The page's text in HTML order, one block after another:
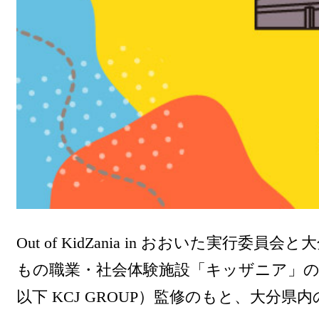
Out of KidZania in おおいた実行委員会と
もの職業・社会体験施設「キッザニア」
以下 KCJ GROUP）監修のもと、大分県